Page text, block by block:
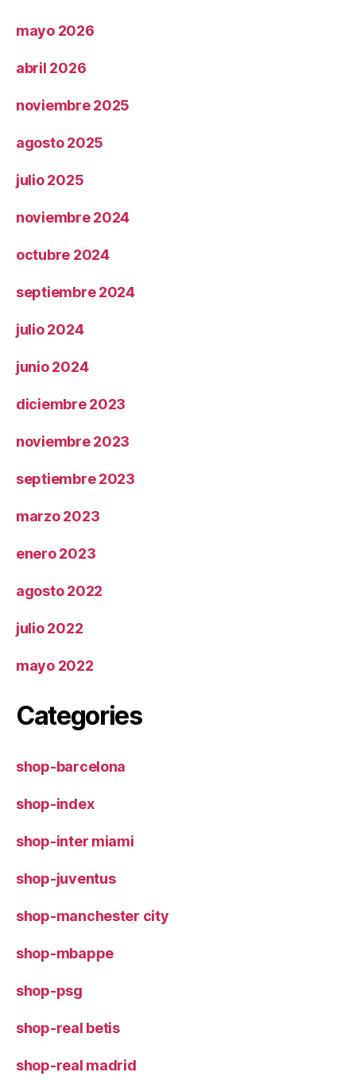
mayo 2026
abril 2026
noviembre 2025
agosto 2025
julio 2025
noviembre 2024
octubre 2024
septiembre 2024
julio 2024
junio 2024
diciembre 2023
noviembre 2023
septiembre 2023
marzo 2023
enero 2023
agosto 2022
julio 2022
mayo 2022
Categories
shop-barcelona
shop-index
shop-inter miami
shop-juventus
shop-manchester city
shop-mbappe
shop-psg
shop-real betis
shop-real madrid